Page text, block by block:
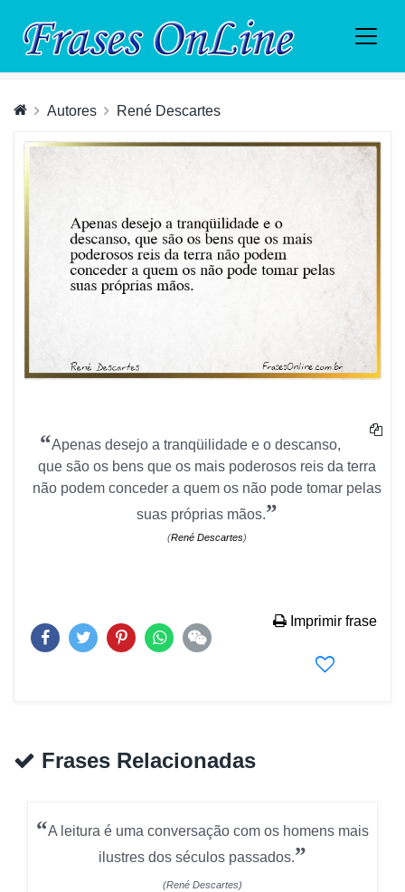
Autores René Descartes
“Apenas desejo a tranqüilidade e o descanso,
que são os bens que os mais poderosos reis da terra
não podem conceder a quem os não pode tomar pelas
suas próprias mãos.”
(René Descartes)
Imprimir frase
Frases Relacionadas
“A leitura é uma conversação com os homens mais
ilustres dos séculos passados.”
(René Descartes)